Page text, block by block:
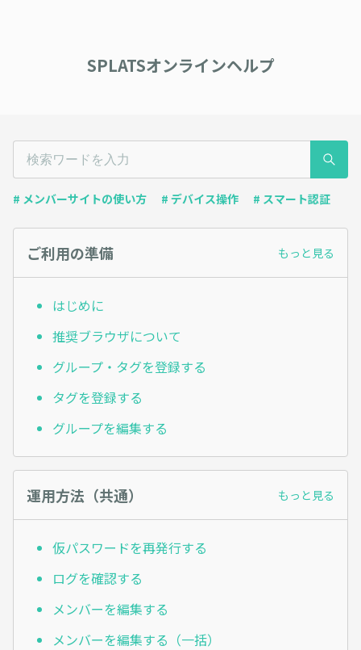
SPLATSオンラインヘルプ
# メンバーサイトの使い方 # デバイス操作 # スマート認証
ご利用の準備 もっと見る
はじめに
推奨ブラウザについて
グループ・タグを登録する
タグを登録する
グループを編集する
運用方法（共通） もっと見る
仮パスワードを再発行する
ログを確認する
メンバーを編集する
メンバーを編集する（一括）